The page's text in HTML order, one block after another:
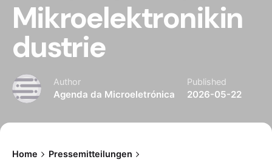
Mikroelektronikin
dustrie
Author
Agenda da Microeletrónica
Published
2026-05-22
Home
Pressemitteilungen